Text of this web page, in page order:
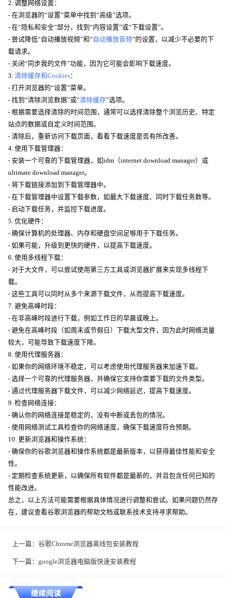
2. 调整网络设置：
- 在浏览器的“设置”菜单中找到“高级”选项。
- 在“隐私和安全”部分，找到“内容设置”或“下载设置”。
- 尝试降低“自动播放视频”和“ 自动播放音频”的设置，以减少不必要的下
载请求。
- 关闭“同步我的文件”功能，因为它可能会影响下载速度。
3. 清除缓存和Cookies：
- 打开浏览器的“设置”菜单。
- 找到“清除浏览数据”或“清除缓存”选项。
- 根据需要选择清除的时间范围，通常可以选择清除整个浏览历史、特定
站点的数据或自定义时间范围。
- 清除后，重新访问下载页面，看看下载速度是否有所改善。
4. 使用下载管理器：
- 安装一个可靠的下载管理器，如idm（internet download manager）或
ultimate download manager。
- 将下载链接添加到下载管理器中。
- 在下载管理器中设置下载参数，如最大下载速度、同时下载任务数等。
- 启动下载任务，并监控下载进度。
5. 优化硬件：
- 确保计算机的处理器、内存和硬盘空间足够用于下载任务。
- 如果可能，升级到更快的硬件，以提高下载速度。
6. 使用多线程下载：
- 对于大文件，可以尝试使用第三方工具或浏览器扩展来实现多线程下
载。
- 这些工具可以同时从多个来源下载文件，从而提高下载速度。
7. 避免高峰时段：
- 在非高峰时段进行下载，例如工作日的早晨或晚上。
- 避免在高峰时段（如周末或节假日）下载大型文件，因为此时网络流量
较大，可能导致下载速度下降。
8. 使用代理服务器：
- 如果你的网络环境不稳定，可以考虑使用代理服务器来加速下载。
- 选择一个可靠的代理服务器，并确保它支持你需要下载的文件类型。
- 通过代理服务器下载文件，可以减少网络延迟，提高下载速度。
9. 检查网络连接：
- 确认你的网络连接是稳定的，没有中断或丢包的情况。
- 使用网络测试工具检查你的网络速度，确保下载速度符合预期。
10. 更新浏览器和操作系统：
- 确保你的谷歌浏览器和操作系统都是最新版本，以获得最佳性能和安全
性。
- 定期检查系统更新，以确保所有软件都是最新的，并且包含任何已知的
性能改进。
总之，以上方法可能需要根据具体情况进行调整和尝试。如果问题仍然存
在，建议查看谷歌浏览器的帮助文档或联系技术支持寻求帮助。
上一篇： 谷歌Chrome浏览器离线包安装教程
下一篇： google浏览器电脑版快速安装教程
继续阅读